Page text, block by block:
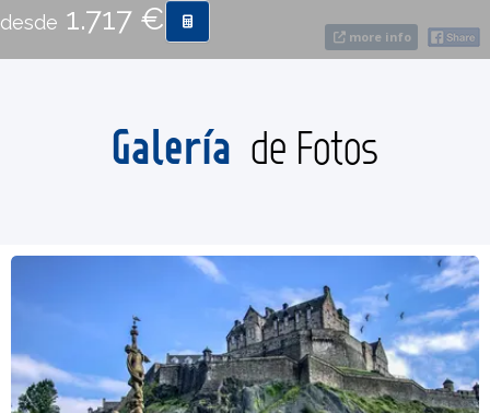
CONTACTO
more info
desde 1.717 €
Galería de Fotos